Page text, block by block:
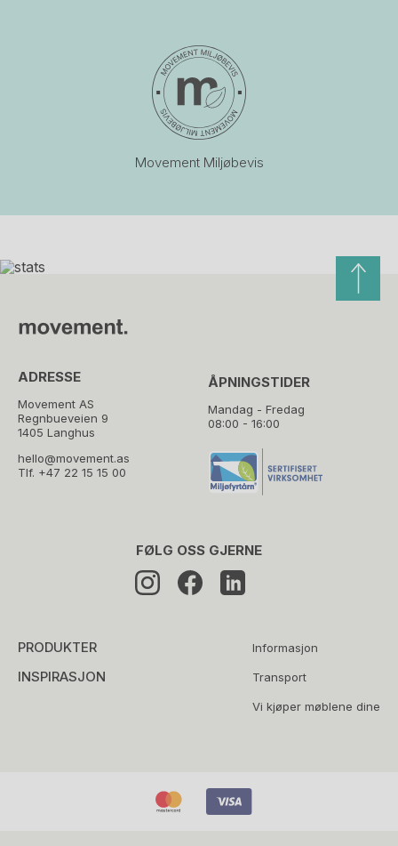
Movement Miljøbevis
ADRESSE
Movement AS
Regnbueveien 9
1405 Langhus
hello@movement.as
Tlf. +47 22 15 15 00
ÅPNINGSTIDER
Mandag - Fredag
08:00 - 16:00
PRODUKTER
INSPIRASJON
Informasjon
Transport
Vi kjøper møblene dine
FØLG OSS GJERNE